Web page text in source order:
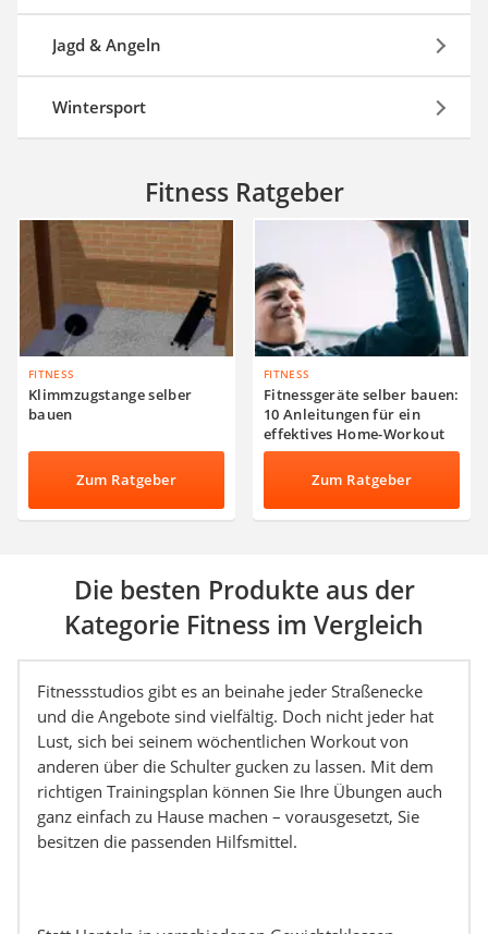
Jagd & Angeln
Wintersport
Fitness Ratgeber
FITNESS
Klimmzugstange selber
bauen
Zum Ratgeber
FITNESS
Fitnessgeräte selber bauen:
10 Anleitungen für ein
effektives Home-Workout
Zum Ratgeber
Die besten Produkte aus der
Kategorie Fitness im Vergleich
Fitnessstudios gibt es an beinahe jeder Straßenecke
und die Angebote sind vielfältig. Doch nicht jeder hat
Lust, sich bei seinem wöchentlichen Workout von
anderen über die Schulter gucken zu lassen. Mit dem
richtigen Trainingsplan können Sie Ihre Übungen auch
ganz einfach zu Hause machen – vorausgesetzt, Sie
besitzen die passenden Hilfsmittel.